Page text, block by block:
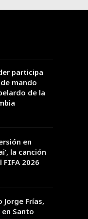
41°C 42°C
participa
mando
de la
en
la canción
2026
Frías,
Santo